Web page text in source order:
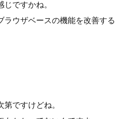
ですかね。
ラウザベースの機能を改善する
ですけどね。